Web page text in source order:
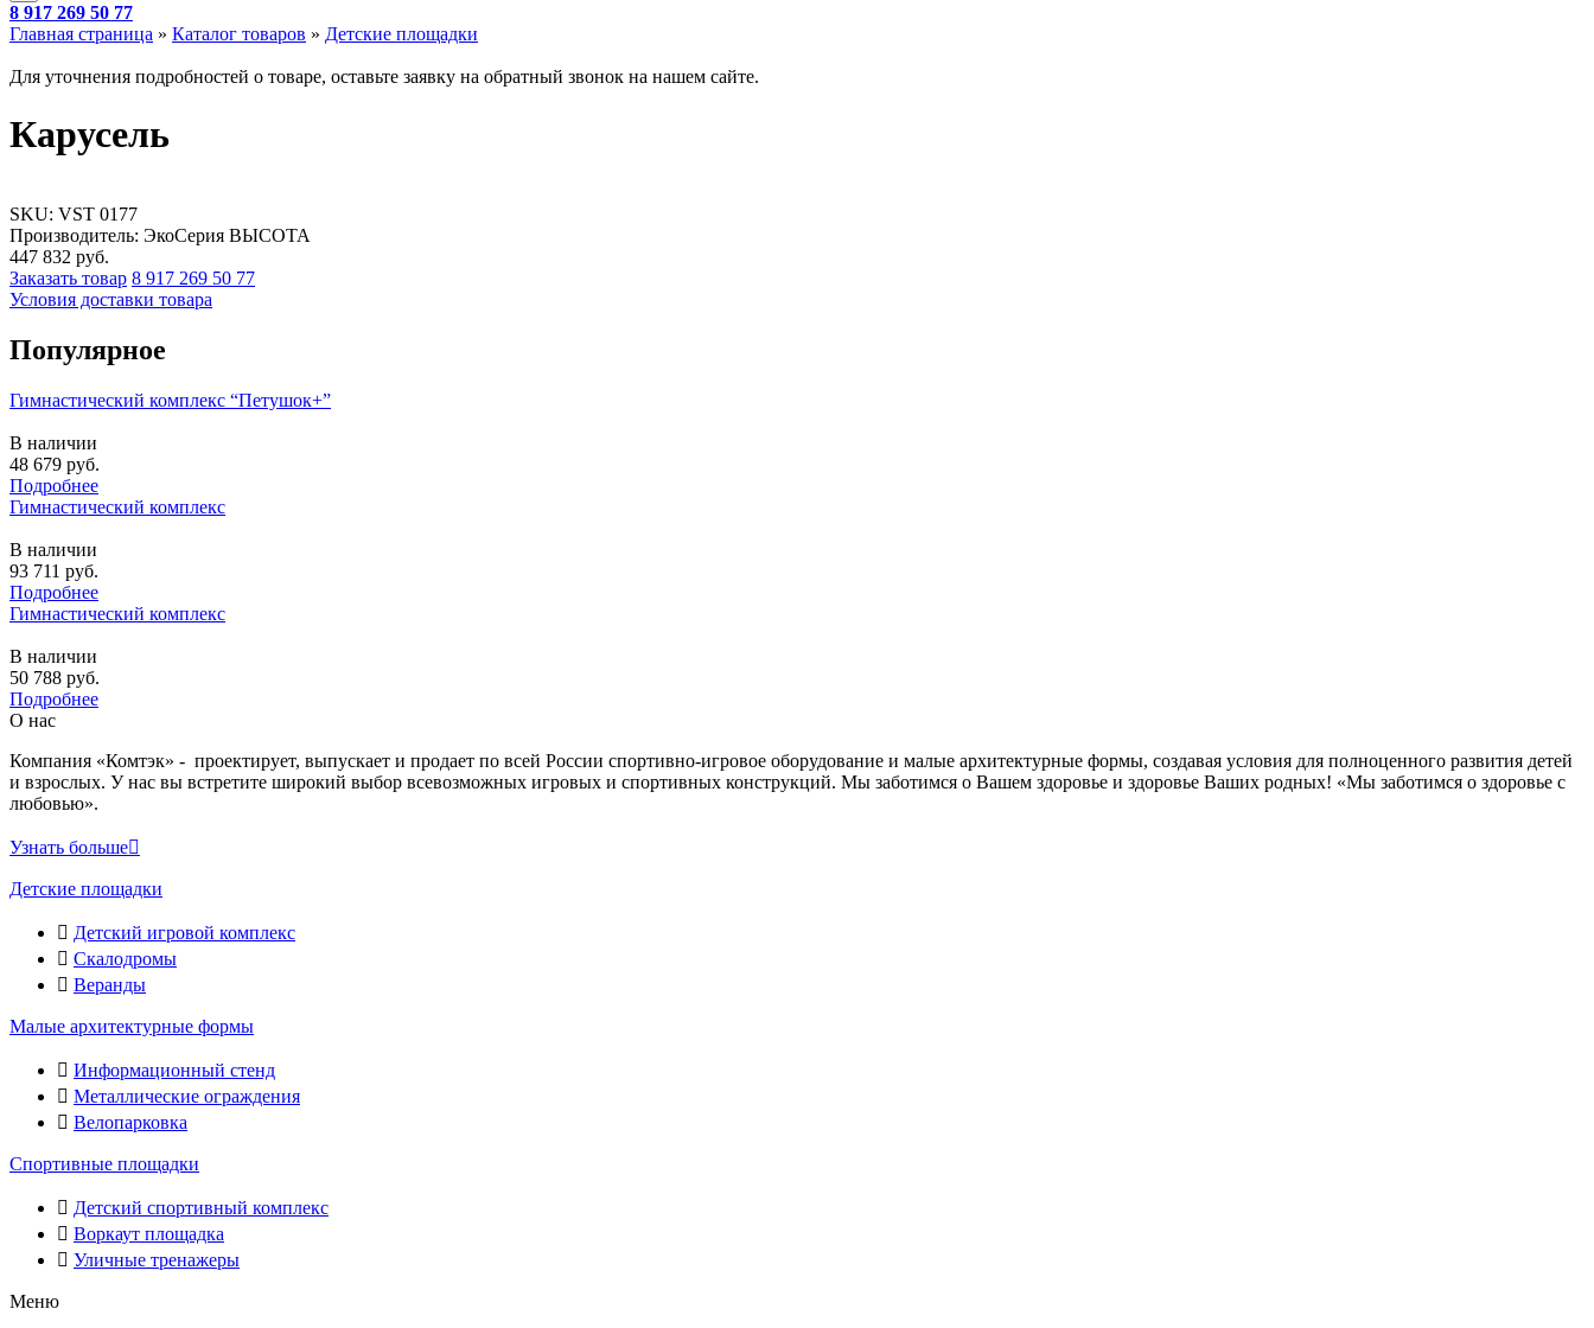
8 917 269 50 77
Главная страница » Каталог товаров » Детские площадки
Для уточнения подробностей о товаре, оставьте заявку на обратный звонок на нашем сайте.
Карусель
SKU: VST 0177
Производитель: ЭкоСерия ВЫСОТА
447 832 руб.
Заказать товар 8 917 269 50 77
Условия доставки товара
Популярное
Гимнастический комплекс “Петушок+”
В наличии
48 679 руб.
Подробнее
Гимнастический комплекс
В наличии
93 711 руб.
Подробнее
Гимнастический комплекс
В наличии
50 788 руб.
Подробнее
О нас
Компания «Комтэк» - проектирует, выпускает и продает по всей России спортивно-игровое оборудование и малые архитектурные формы, создавая условия для полноценного развития детей
и взрослых. У нас вы встретите широкий выбор всевозможных игровых и спортивных конструкций. Мы заботимся о Вашем здоровье и здоровье Ваших родных! «Мы заботимся о здоровье с
любовью».
Узнать больше
Детские площадки
Детский игровой комплекс
Скалодромы
Веранды
Малые архитектурные формы
Информационный стенд
Металлические ограждения
Велопарковка
Спортивные площадки
Детский спортивный комплекс
Воркаут площадка
Уличные тренажеры
Меню